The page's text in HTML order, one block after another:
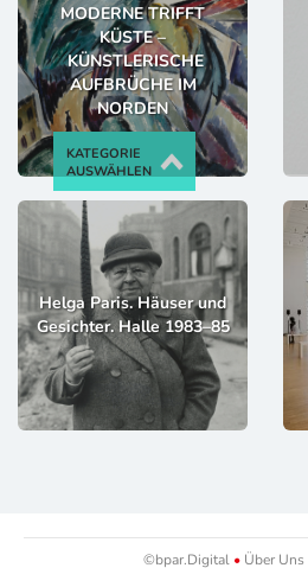
MODERNE TRIFFT
KÜSTE –
KÜNSTLERISCHE
AUFBRÜCHE IM
NORDEN
Helga Paris. Häuser und
Gesichter. Halle 1983–85
©bpar.Digital •Über Uns
KATEGORIE
AUSWÄHLEN